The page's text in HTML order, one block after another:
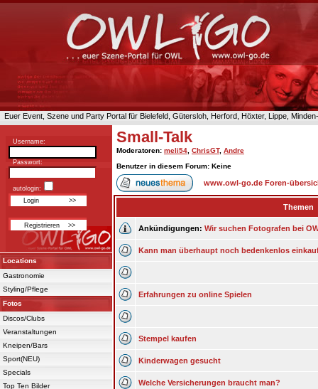
Euer Event, Szene und Party Portal für Bielefeld, Gütersloh, Herford, Höxter, Lippe,
Username:
Passwort:
autologin:
Locations
Gastronomie
Styling/Pflege
Fotos
Discos/Clubs
Veranstaltungen
Kneipen/Bars
Sport(NEU)
Specials
Top Ten Bilder
Small-Talk
Moderatoren: meli54 ChrisGT, Andre
Benutzer in diesem Forum: Keine
www.owl-go.de Foren-
Themen
Ankündigungen: Wir suchen Fotografen bei
Kann man überhaupt noch bedenkenlos
Erfahrungen zu online Spielen
Stempel kaufen
Kinderwagen gesucht
Welche Versicherungen braucht man?